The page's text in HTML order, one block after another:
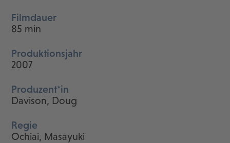
Filmdauer
85 min
Produktionsjahr
2007
Produzent*in
Davison, Doug
Regie
Ochiai, Masayuki